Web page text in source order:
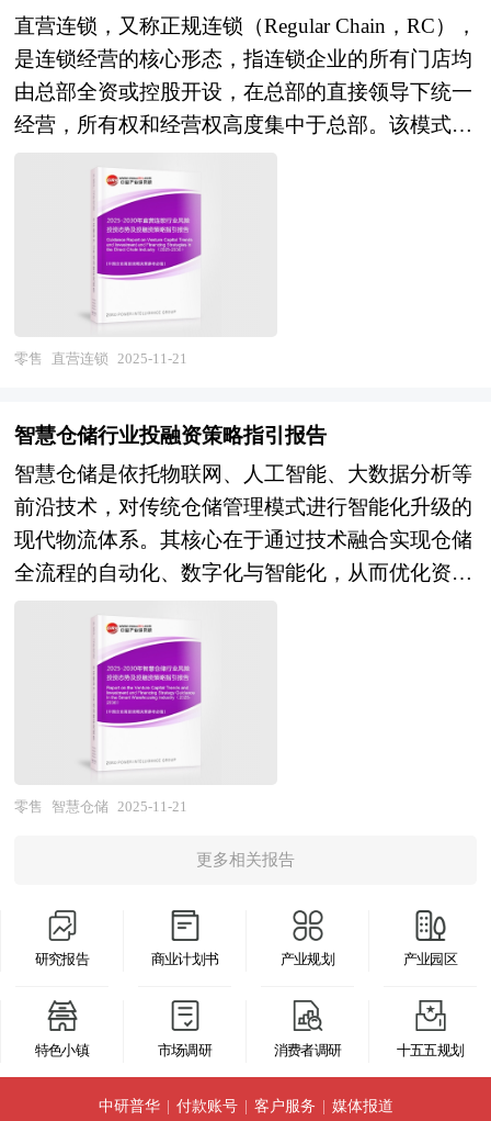
国经济景气监测中心、中国行业研究网、全国及海
外相关报刊杂志的基础信息以及白酒营销行业研究
单位等公布和提供的大量资料。报告对我国白酒营
销行业的供需状况、发展现状、子行业发展变化等
展现状、如何面对行业的发展挑战、行业的发展建
议、行业竞争力，以及行业的投资分析和趋势预测
等等。报告还综合了白酒营销行业的整体发展动
态，对行业在产品方面提供了参考建议和具体解决
办法。报告对于白酒营销产品生产企业、经销商、
行业管理部门以及拟进入该行业的投资者具有重要
学术和实践的双重意义。
药、生物类似药及细胞基因治疗产品密集上市，冷
链需求呈现结构性井喷，但第三方冷链物流企业市
场渗透率仍处于低位，行业集中度有待提升，大量
中小企业在合规成本与技术投入压力下加速分化。
技术层面，物联网、大数据、人工智能等技术实现
药品温度、湿度、位置、状态的全程可视化监控，
主动温控集装箱、相变蓄冷材料、温敏标签等装备
迭代提速，但跨系统数据互通、全程无断链履约及
应急保障能力仍是行业共性的能力短板。监管层
面，药品追溯、飞检常态化及准入门槛趋严倒逼企
业构建标准化作业流程，但区域间监管尺度差异、
制约着行业规范化进程。整体呈现"需求旺盛、技
术迭代快、合规压力大、整合空间大"的典型特
征。 未来，行业将沿着三大主轴加速变革。其
一，数字化与智能化深度耦合，区块链不可篡改特
性重塑药品追溯信任机制，AI算法优化调度路径与
行业从被动响应向主动预警演进。其二，专业化分
工与平台化整合并行，第三方冷链物流企业通过异
地设仓、多仓联动构建全国性服务网络，独立医学
实验室、CRO机构与冷链服务商形成战略协同，平
台型商业模式推动资源要素跨企业高效配置。其
三，绿色化与柔性化成为新标尺，新能源冷藏车、
应链体系快速响应创新药临床试验、紧急救援等碎
心竞争力。 本研究咨询报告由中研普华咨询公司
领衔撰写，在大量周密的市场调研基础上，主要依
经济信息中心、国务院发展研究中心、国家海关总
署、全国商业信息中心、中国经济景气监测中心、
中国行业研究网、全国及海外相关报刊杂志的基础
直营连锁，又称正规连锁（Regular Chain，RC），
是连锁经营的核心形态，指连锁企业的所有门店均
由总部全资或控股开设，在总部的直接领导下统一
经营，所有权和经营权高度集中于总部。该模式通
资本统一、管理集中的运营体系，不涉及加盟店运
营，具有典型的垄断商业资本特征。 直营连锁的
优势显著：通过集中采购与统一配送，可降低原材
料与物流成本；凭借庞大的销售网络，能快速响应
市场需求，提升整体盈利能力；标准化管理确保服
务质量一致，增强品牌竞争力。其劣势则在于前期
力，且分店经营自主性较低。目前，直营连锁已广
业拓展市场、强化渠道控制的重要手段。 风险投
资是在创业企业发展初期投入风险资本，待其发育
相对成熟后，通过市场退出机制将所投入的资本由
股权形态转化为资金形态，以收回投资，取得高额
风险收益。全球风险资本市场已进入新一轮快速发
展的周期。除了成熟投资热点地区外，包括中国和
印度、英国等新兴热点地区的风险投资市场发展快
速升温。中国的风险投资起步于20世纪80年代，在
市场经济的大潮中，中国的风险投资事业已经有了
较大的发展。随着中国经济持续稳定地高速增长和
资本市场的逐步完善，中国的资本市场在最近几年
呈现出强劲的增长态势，投资于中国市场的高回报
由中研普华咨询公司领衔撰写，在大量周密的市场
调研基础上，主要依据了国家统计局、国家商务
风险投资协会、中国风险投资研究院、深圳创业投
资同业公会、北京创业投资协会、上海创业投资行
业协会、直营连锁行业相关协会、中国行业研究
网、国内外相关刊物的基础信息以及各省市相关统
零售 直营连锁 2025-11-21
智慧仓储行业投融资策略指引报告
智慧仓储是依托物联网、人工智能、大数据分析等
前沿技术，对传统仓储管理模式进行智能化升级的
现代物流体系。其核心在于通过技术融合实现仓储
全流程的自动化、数字化与智能化，从而优化资源
智慧仓储通过传感器网络实时采集货物位置、温湿
度、库存量等数据，结合RFID射频识别、自动识
别技术（如条形码、二维码）实现物品的精准追踪
与管理；利用AGV自动导引车、自动化立库、智能
穿梭车等设备完成货物的自动搬运与存储，减少人
工干预；借助WMS仓库管理系统整合订单处理、
支持体系。 作为智慧物流的关键环节，智慧仓储
节形成闭环。例如，通过接入5G网络实现设备间
高速通信，或与TMS运输管理系统联动规划最优配
送路径，最终构建起覆盖“仓储-运输-交付”全链条
的智能物流网络。这一变革不仅重塑了仓储行业的
了更敏捷、可靠的供应链支撑。 风险投资是在创
零售 智慧仓储 2025-11-21
更多相关报告
研究报告 商业计划书 产业规划 产业园区
特色小镇 市场调研 消费者调研 十五五规划
中研普华 付款账号 客户服务 媒体报道